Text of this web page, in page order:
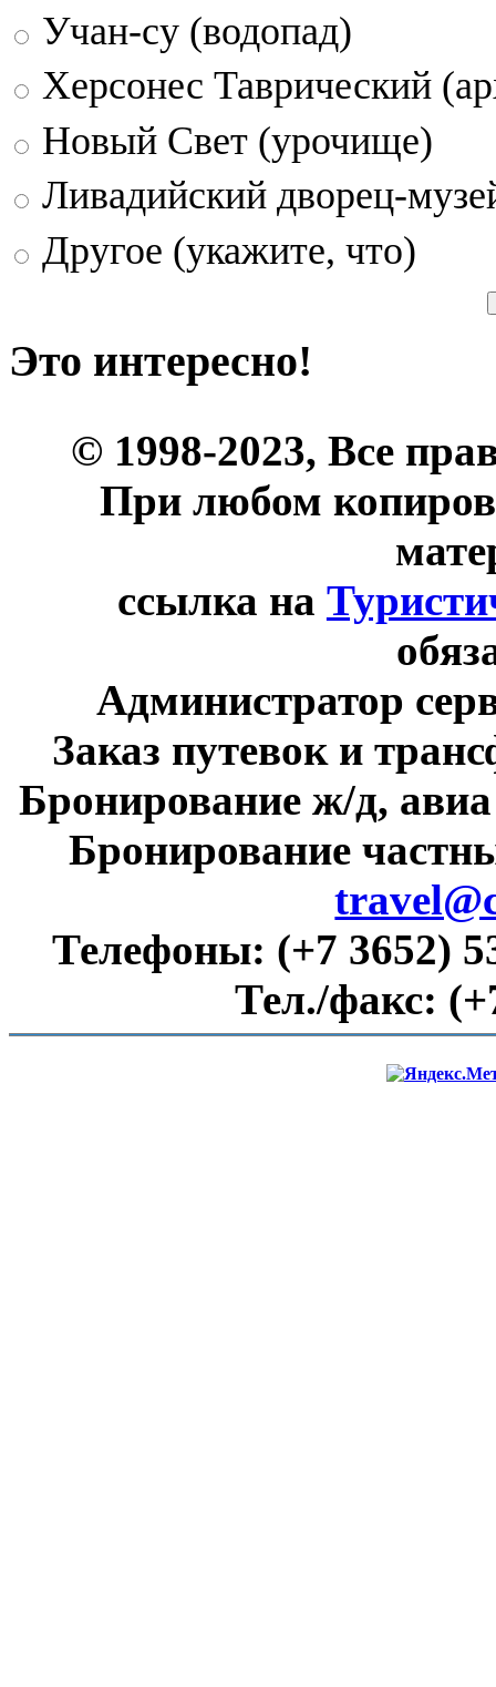
Учан-су (водопад)
Херсонес Таврический
Новый Свет (урочище)
Ливадийский дворец-
Другое (укажите, что)
Это интересно!
© 1998-2023, Все
При любом
ссылка на
Администратор
Заказ путевок и
Бронирование ж/д,
Бронирование
Телефоны: (+7 3652)
Тел./факс: